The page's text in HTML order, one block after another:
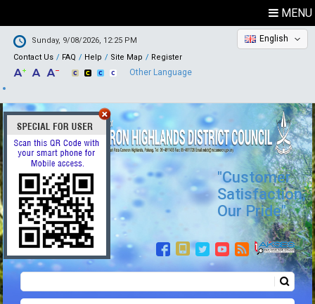
MENU
Sunday, 9/08/2026, 12:25 PM
Contact Us
FAQ Help Site Map Register
English
Other Language
"Customer
Satisfaction,
Our Pride"
Search form